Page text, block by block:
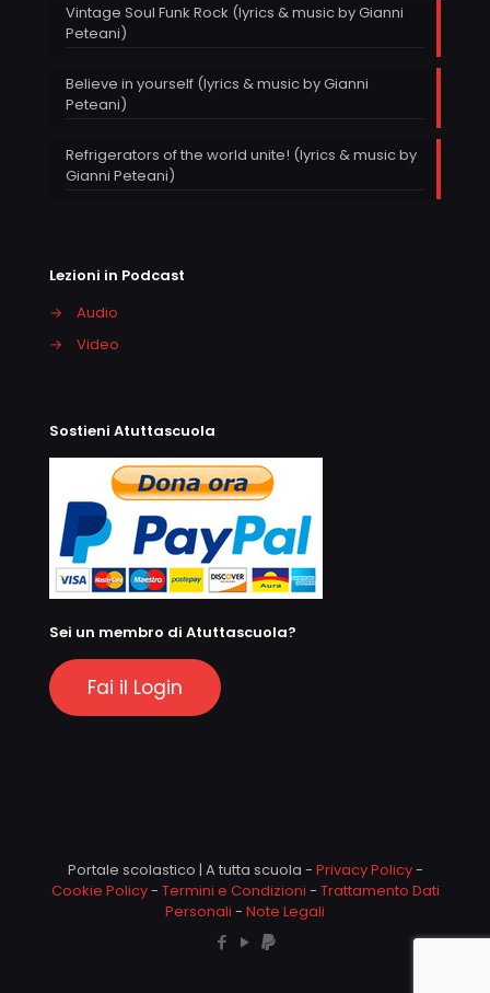
Vintage Soul Funk Rock (lyrics & music by Gianni
Peteani)
Believe in yourself (lyrics & music by Gianni
Peteani)
Refrigerators of the world unite! (lyrics & music by
Gianni Peteani)
Lezioni in Podcast
→
Audio
→
Video
Sostieni Atuttascuola
Sei un membro di Atuttascuola?
Fai il Login
Portale scolastico | A tutta scuola - Privacy Policy-
Cookie Policy- Termini e Condizioni - Trattamento Dati
Personali - Note Legali